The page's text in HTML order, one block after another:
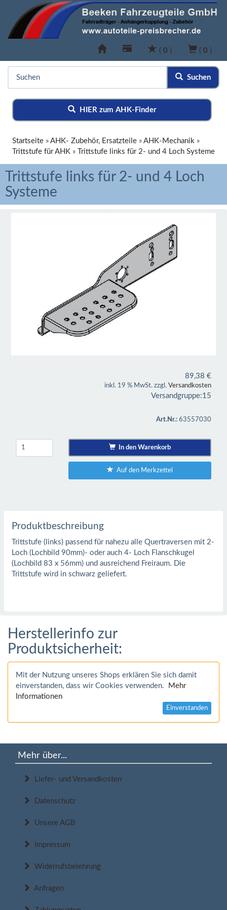
( 0 ) ( 0 )
Suchen
HIER zum AHK-Finder
Startseite » AHK- Zubehör, Ersatzteile » AHK-Mechanik »
Trittstufe für AHK » Trittstufe links für 2- und 4 Loch Systeme
Trittstufe links für 2- und 4 Loch
Systeme
89,38 €
inkl. 19 % MwSt. zzgl. Versandkosten
Versandgruppe:15
Art.Nr.: 63557030
In den Warenkorb
Auf den Merkzettel
Produktbeschreibung
Trittstufe (links) passend für nahezu alle Quertraversen mit 2-
Loch (Lochbild 90mm)- oder auch 4- Loch Flanschkugel
(Lochbild 83 x 56mm) und ausreichend Freiraum. Die
Trittstufe wird in schwarz geliefert.
Herstellerinfo zur
Produktsicherheit:
Mit der Nutzung unseres Shops erklären Sie sich damit
einverstanden, dass wir Cookies verwenden.
Mehr
Informationen
Einverstanden
Mehr über...
Liefer- und Versandkosten
Datenschutz
Unsere AGB
Impressum
Widerrufsbelehrung
Anfragen